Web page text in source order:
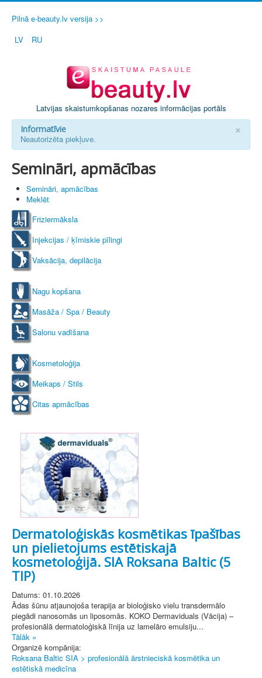
Pilnā e-beauty.lv versija >>
LV
RU
Latvijas skaistumkopšanas nozares informācijas portāls
×
Informatīvie
Neautorizēta piekļuve.
Semināri, apmācības
Semināri, apmācības
Meklēt
Friziermāksla
Injekcijas / ķīmiskie pīlingi
Vaksācija, depilācija
Nagu kopšana
Masāža / Spa / Beauty
Salonu vadīšana
Kosmetoloģija
Meikaps / Stils
Citas apmācības
Dermatoloģiskās kosmētikas īpašības
un pielietojums estētiskajā
kosmetoloģijā. SIA Roksana Baltic (5
TIP)
Datums: 01.10.2026
Ādas šūnu atjaunojoša terapija ar bioloģisko vielu transdermālo
piegādi nanosomās un liposomās. KOKO Dermaviduals (Vācija) –
profesionālā dermatoloģiskā līnija uz lamelāro emulsiju...
Tālāk »
Organizē kompānija:
Roksana Baltic SIA > profesionālā ārstnieciskā kosmētika un
estētiskā medicīna